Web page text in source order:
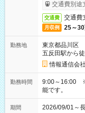
交通費別途
交通費 交通費
月収例 25～30
勤務地
東京都品川区
五反田駅から
情報通信会社
勤務時間
9:00～16:00 ※
能です。
期間 2026/09/01～